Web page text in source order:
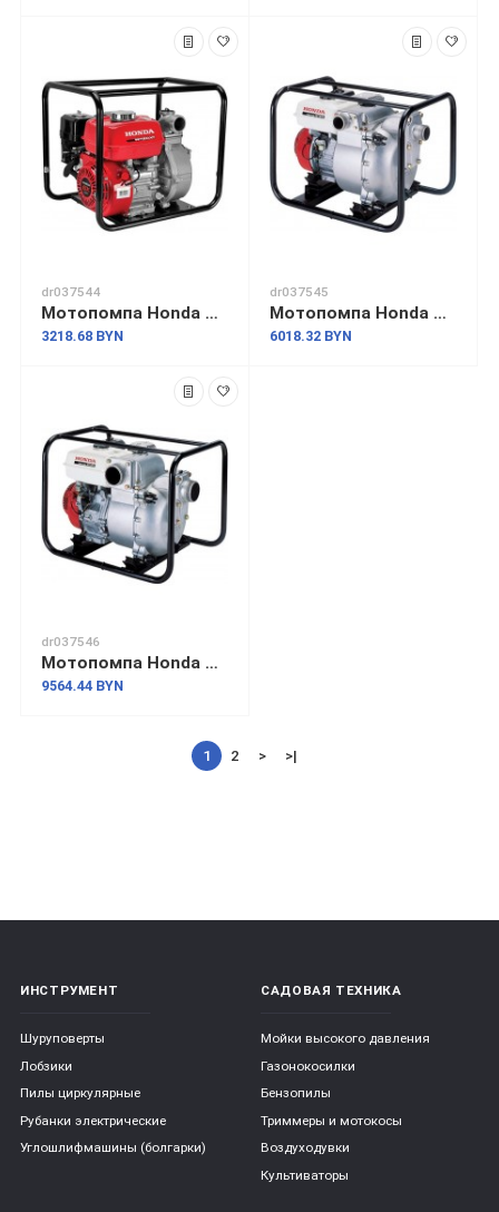
dr037544
Мотопомпа Honda WH20 [WH20XTEFX]
3218.68 BYN
dr037545
Мотопомпа Honda WT20XK4-DE
6018.32 BYN
dr037546
Мотопомпа Honda WT30XK4-DE
9564.44 BYN
1 2 > >|
ИНСТРУМЕНТ
Шуруповерты
Лобзики
Пилы циркулярные
Рубанки электрические
Углошлифмашины (болгарки)
САДОВАЯ ТЕХНИКА
Мойки высокого давления
Газонокосилки
Бензопилы
Триммеры и мотокосы
Воздуходувки
Культиваторы